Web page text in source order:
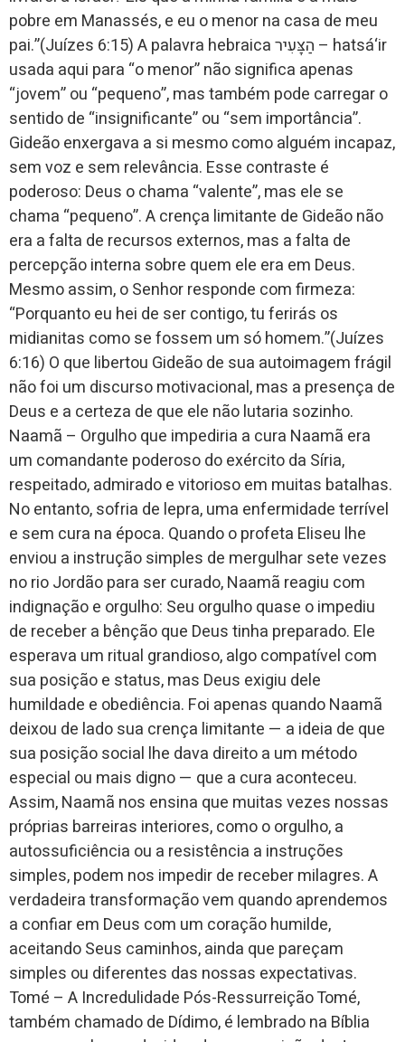
pobre em Manassés, e eu o menor na casa de meu
pai.”(Juízes 6:15) A palavra hebraica הַצָּעִיר – hatsá‘ir
usada aqui para “o menor” não significa apenas
“jovem” ou “pequeno”, mas também pode carregar o
sentido de “insignificante” ou “sem importância”.
Gideão enxergava a si mesmo como alguém incapaz,
sem voz e sem relevância. Esse contraste é
poderoso: Deus o chama “valente”, mas ele se
chama “pequeno”. A crença limitante de Gideão não
era a falta de recursos externos, mas a falta de
percepção interna sobre quem ele era em Deus.
Mesmo assim, o Senhor responde com firmeza:
“Porquanto eu hei de ser contigo, tu ferirás os
midianitas como se fossem um só homem.”(Juízes
6:16) O que libertou Gideão de sua autoimagem frágil
não foi um discurso motivacional, mas a presença de
Deus e a certeza de que ele não lutaria sozinho.
Naamã – Orgulho que impediria a cura Naamã era
um comandante poderoso do exército da Síria,
respeitado, admirado e vitorioso em muitas batalhas.
No entanto, sofria de lepra, uma enfermidade terrível
e sem cura na época. Quando o profeta Eliseu lhe
enviou a instrução simples de mergulhar sete vezes
no rio Jordão para ser curado, Naamã reagiu com
indignação e orgulho: Seu orgulho quase o impediu
de receber a bênção que Deus tinha preparado. Ele
esperava um ritual grandioso, algo compatível com
sua posição e status, mas Deus exigiu dele
humildade e obediência. Foi apenas quando Naamã
deixou de lado sua crença limitante — a ideia de que
sua posição social lhe dava direito a um método
especial ou mais digno — que a cura aconteceu.
Assim, Naamã nos ensina que muitas vezes nossas
próprias barreiras interiores, como o orgulho, a
autossuficiência ou a resistência a instruções
simples, podem nos impedir de receber milagres. A
verdadeira transformação vem quando aprendemos
a confiar em Deus com um coração humilde,
aceitando Seus caminhos, ainda que pareçam
simples ou diferentes das nossas expectativas.
Tomé – A Incredulidade Pós-Ressurreição Tomé,
também chamado de Dídimo, é lembrado na Bíblia